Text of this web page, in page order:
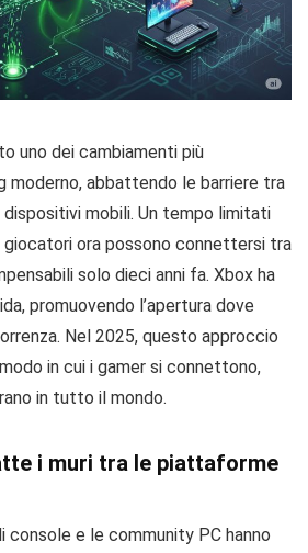
uno dei cambiamenti più
moderno, abbattendo le barriere tra
mobili. Un tempo limitati
giocatori ora possono connettersi tra
solo dieci anni fa. Xbox ha
promuovendo l’apertura dove
Nel 2025, questo approccio
in cui i gamer si connettono,
in tutto il mondo.
i muri tra le piattaforme
console e le community PC hanno